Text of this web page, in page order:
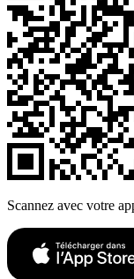
Scannez avec votre